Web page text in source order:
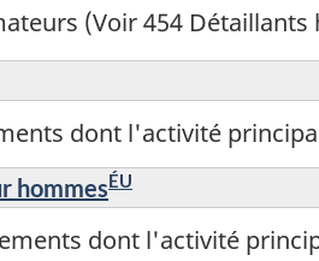
(Voir 454 Détaillants
dont l'activité
hommesÉU
dont l'activité